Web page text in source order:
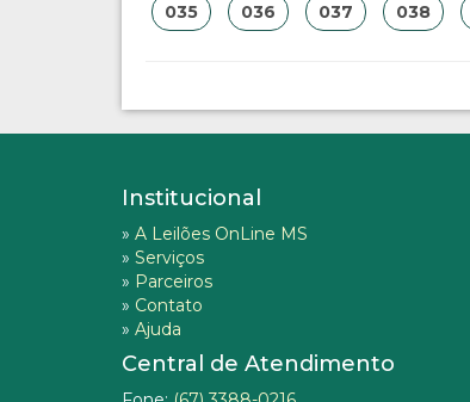
035 036 037 038
Institucional
» A Leilões OnLine MS
» Serviços
» Parceiros
» Contato
» Ajuda
Central de Atendimento